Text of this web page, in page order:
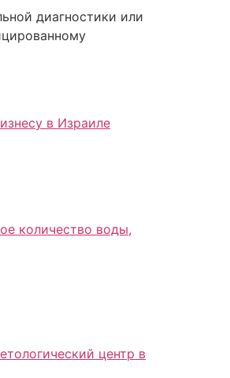
диагностики или
в Израиле
количество воды,
центр в